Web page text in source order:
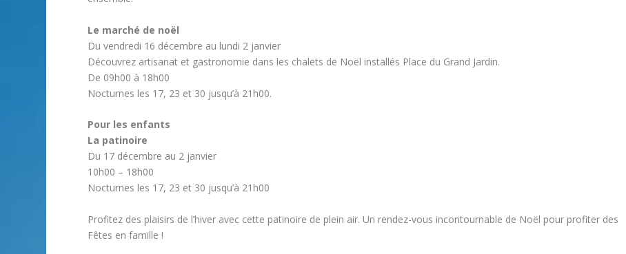
Le marché de noël
Du vendredi 16 décembre au lundi 2 janvier
Découvrez artisanat et gastronomie dans les chalets de Noël installés Place du Grand Jardin.
De 09h00 à 18h00
Nocturnes les 17, 23 et 30 jusqu’à 21h00.
Pour les enfants
La patinoire
Du 17 décembre au 2 janvier
10h00 – 18h00
Nocturnes les 17, 23 et 30 jusqu’à 21h00
Profitez des plaisirs de l’hiver avec cette patinoire de plein air. Un rendez-vous incontournable de Noël pour profiter des
Fêtes en famille !